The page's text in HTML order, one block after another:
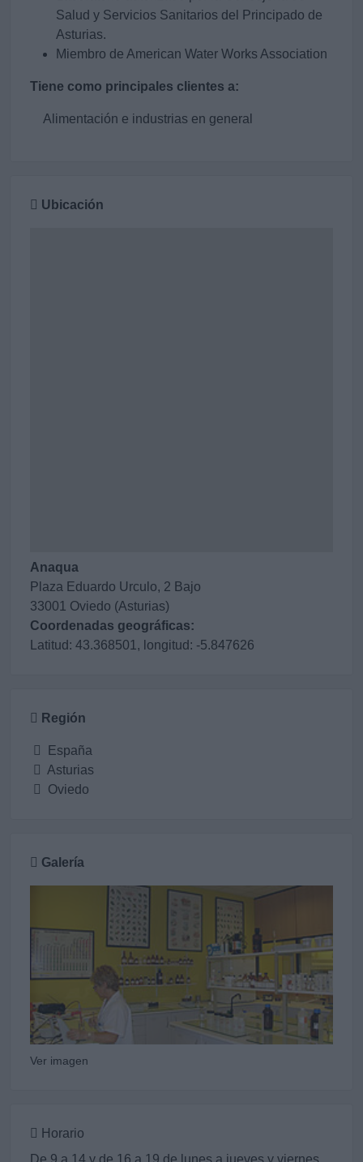
Salud y Servicios Sanitarios del Principado de
Asturias.
Miembro de American Water Works Association
Tiene como principales clientes a:
Alimentación e industrias en general
Ubicación
Anaqua
Plaza Eduardo Urculo, 2 Bajo
33001 Oviedo (Asturias)
Coordenadas geográficas:
Latitud: 43.368501, longitud: -5.847626
Región
España
Asturias
Oviedo
Galería
Ver imagen
Horario
De 9 a 14 y de 16 a 19 de lunes a jueves y viernes